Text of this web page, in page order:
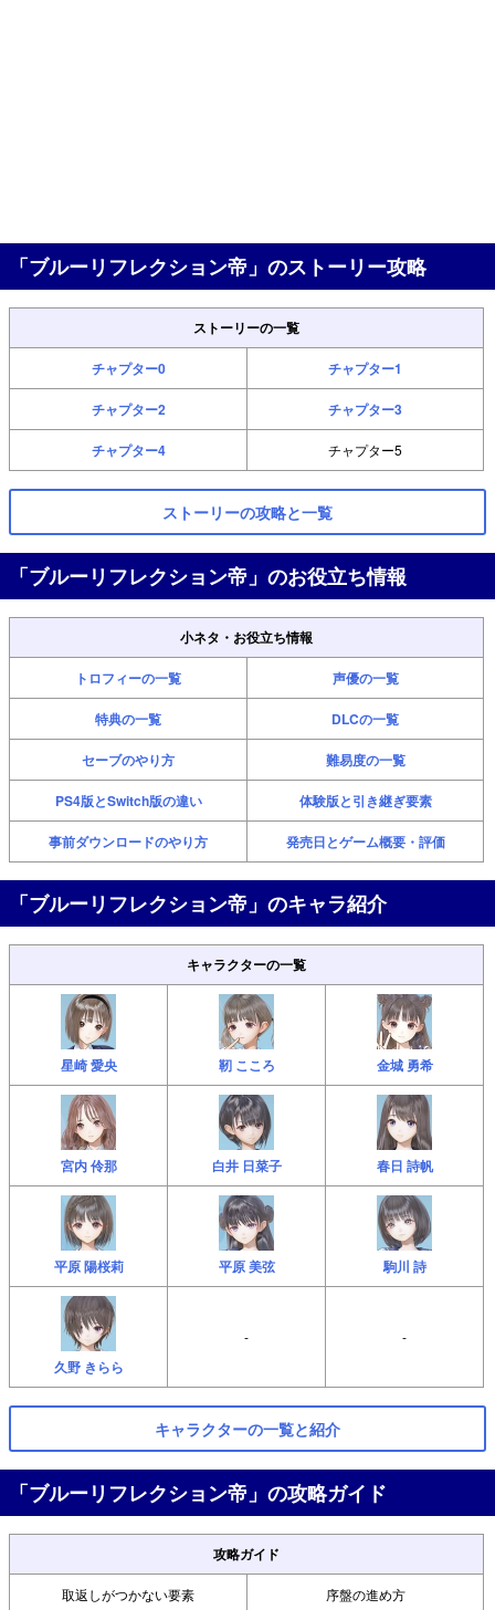
「ブルーリフレクション帝」のストーリー攻略
ストーリーの一覧
チャプター0 チャプター1
チャプター2 チャプター3
チャプター4 チャプター5
ストーリーの攻略と一覧
「ブルーリフレクション帝」のお役立ち情報
小ネタ・お役立ち情報
トロフィーの一覧 声優の一覧
特典の一覧 DLCの一覧
セーブのやり方 難易度の一覧
PS4版とSwitch版の違い 体験版と引き継ぎ要素
事前ダウンロードのやり方 発売日とゲーム概要・評価
「ブルーリフレクション帝」のキャラ紹介
キャラクターの一覧
星崎 愛央 靭 こころ 金城 勇希
宮内 伶那 ⽩井 ⽇菜⼦ 春日 詩帆
平原 陽桜莉 平原 美弦 駒川 詩
久野 きらら
- -
キャラクターの一覧と紹介
「ブルーリフレクション帝」の攻略ガイド
攻略ガイド
取返しがつかない要素 序盤の進め方